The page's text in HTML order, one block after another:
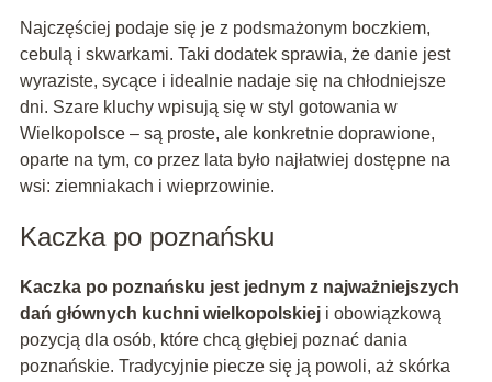
Najczęściej podaje się je z podsmażonym boczkiem,
cebulą i skwarkami. Taki dodatek sprawia, że danie jest
wyraziste, sycące i idealnie nadaje się na chłodniejsze
dni. Szare kluchy wpisują się w styl gotowania w
Wielkopolsce – są proste, ale konkretnie doprawione,
oparte na tym, co przez lata było najłatwiej dostępne na
wsi: ziemniakach i wieprzowinie.
Kaczka po poznańsku
Kaczka po poznańsku jest jednym z najważniejszych
dań głównych kuchni wielkopolskieji obowiązkową
pozycją dla osób, które chcą głębiej poznać dania
poznańskie. Tradycyjnie piecze się ją powoli, aż skórka